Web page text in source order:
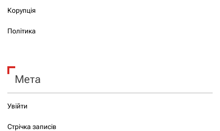
Корупція
Політика
Мета
Увійти
Стрічка записів